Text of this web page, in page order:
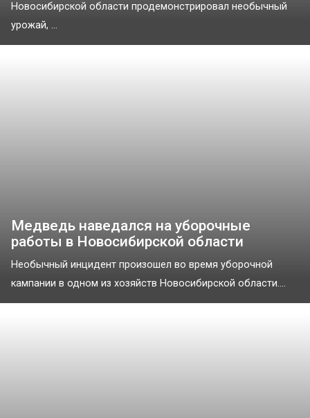
Новосибирской области продемонстрировал необычный
урожай, ...
Медведь наведался на уборочные
работы в Новосибирской области
Необычный инцидент произошел во время уборочной
кампании в одном из хозяйств Новосибирской области....